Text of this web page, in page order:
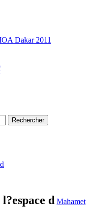
Dakar 2011
d Mahamet